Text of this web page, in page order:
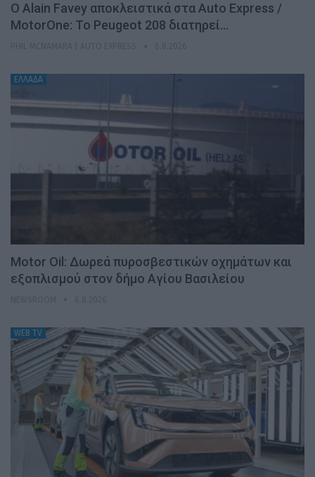
Ο Alain Favey αποκλειστικά στα Auto Express /
MotorOne: Το Peugeot 208 διατηρεί…
ΕΛΛΑΔΑ
Motor Oil: Δωρεά πυροσβεστικών οχημάτων και
εξοπλισμού στον δήμο Αγίου Βασιλείου
WEB TV